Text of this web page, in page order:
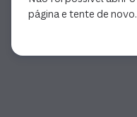
página e tente de novo.